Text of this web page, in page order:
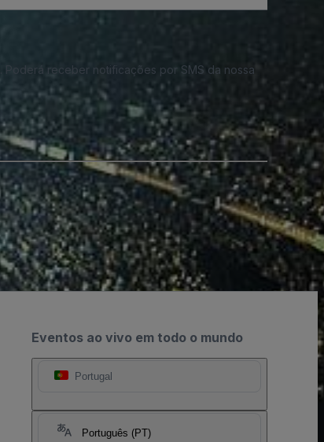
. Poderá receber notificações por SMS da nossa
Eventos ao vivo em todo o mundo
Portugal
Português (PT)